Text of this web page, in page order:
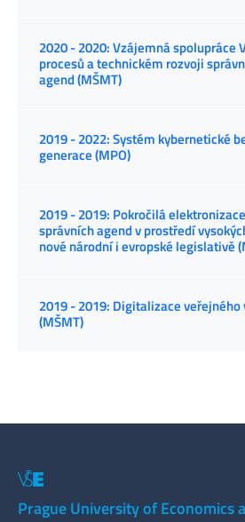
2020 - 2020: Vzájemná spolupráce
procesů a technickém rozvoji
agend (MŠMT)
2019 - 2022: Systém kybernetické
generace (MPO)
2019 - 2019: Pokročilá
správních agend v prostředí
nové národní i evropské legislativě
2019 - 2019: Digitalizace
(MŠMT)
Prague University of Economics